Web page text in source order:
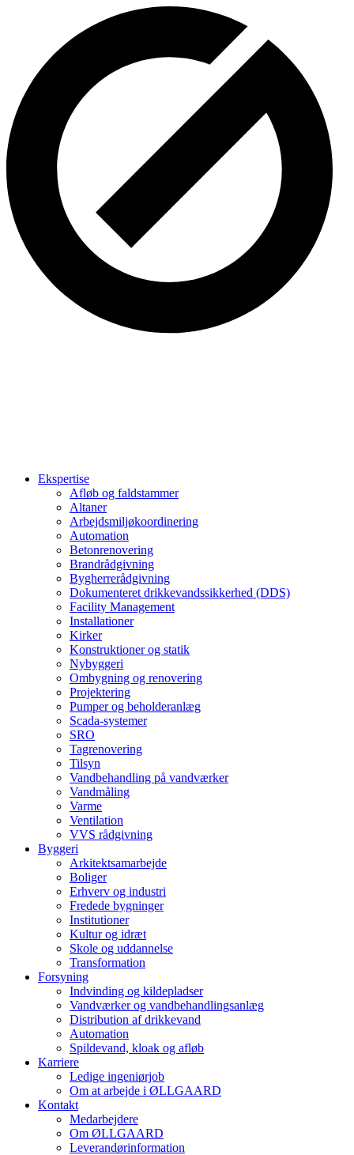
Ekspertise
Afløb og faldstammer
Altaner
Arbejdsmiljøkoordinering
Automation
Betonrenovering
Brandrådgivning
Bygherrerådgivning
Dokumenteret drikkevandssikkerhed (DDS)
Facility Management
Installationer
Kirker
Konstruktioner og statik
Nybyggeri
Ombygning og renovering
Projektering
Pumper og beholderanlæg
Scada-systemer
SRO
Tagrenovering
Tilsyn
Vandbehandling på vandværker
Vandmåling
Varme
Ventilation
VVS rådgivning
Byggeri
Arkitektsamarbejde
Boliger
Erhverv og industri
Fredede bygninger
Institutioner
Kultur og idræt
Skole og uddannelse
Transformation
Forsyning
Indvinding og kildepladser
Vandværker og vandbehandlingsanlæg
Distribution af drikkevand
Automation
Spildevand, kloak og afløb
Karriere
Ledige ingeniørjob
Om at arbejde i ØLLGAARD
Kontakt
Medarbejdere
Om ØLLGAARD
Leverandørinformation